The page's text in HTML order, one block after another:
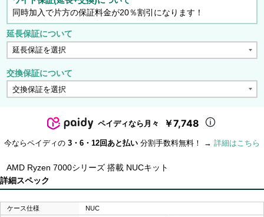
同時加入で片方の保証料金が20％割引になります！
延長保証について
交換保証について
ペイディなら月々 ￥7,748
今ならペイディの 3・6・12回あと払い 分割手数料無料！ → 詳細はこちら
AMD Ryzen 7000シリーズ 搭載 NUCキット
詳細スペック
ケース仕様
NUC